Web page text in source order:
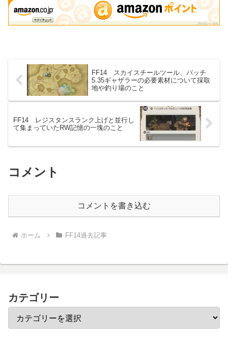
FF14 スカイスチールツール、パッチ
5.35ギャザラーの必要素材について採取
地や釣り場のこと
FF14 レジスタンスランク上げと並行し
て集まっていたRW記憶の一塊のこと
コメント
コメントを書き込む
ホーム FF14過去記事
カテゴリー